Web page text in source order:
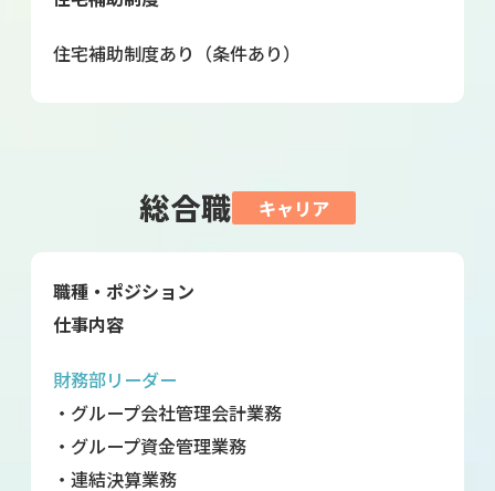
住宅補助制度あり（条件あり）
総合職 キャリア
職種・ポジション
仕事内容
財務部リーダー
・グループ会社管理会計業務
・グループ資金管理業務
・連結決算業務